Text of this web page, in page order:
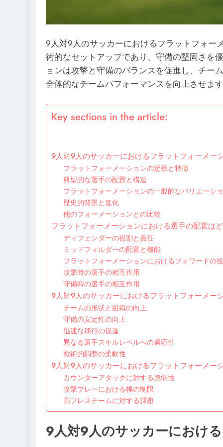
9人対9人のサッカーにおけるフラットフォー
術的なセットアップであり、守備の堅固さを
ョンは攻撃と守備のバランスを促進し、チー
全体的なチームパフォーマンスを向上させま
Key sections in the article:
9人対9人のサッカーにおけるフラットフォーメー
フラットフォーメーションの定義と特徴
典型的な選手の配置と構造
フラットフォーメーションの一般的なバリエーシ
歴史的背景と進化
他のフォーメーションとの比較
フラットフォーメーションにおける選手の配置は
ディフェンダーの役割と責任
ミッドフィルダーの配置と機能
フラットフォーメーションにおけるフォワードの
攻撃時の選手の相互作用
守備時の選手の相互作用
9人対9人のサッカーにおけるフラットフォーメー
チームの形状と組織の向上
守備の安定性の向上
迅速な移行の促進
異なる選手スキルレベルへの適応性
戦術的調整の柔軟性
9人対9人のサッカーにおけるフラットフォーメー
カウンターアタックに対する脆弱性
攻撃プレーにおける幅の制限
高プレスチームに対する課題
9人対9人のサッカーにおけ